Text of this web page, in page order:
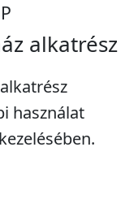
alkatrész
használat